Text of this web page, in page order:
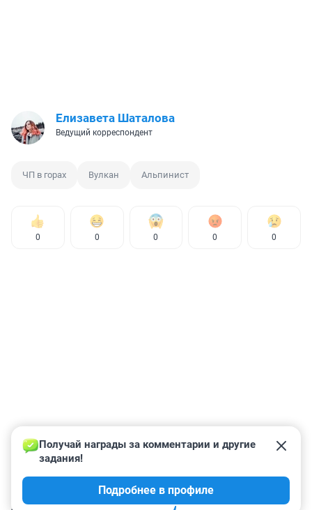
Елизавета Шаталова
Ведущий корреспондент
ЧП в горах Вулкан Альпинист
0 0 0 0 0
КОММЕНТАРИИ 44
Получай награды за комментарии и другие
задания!
Подробнее в профиле